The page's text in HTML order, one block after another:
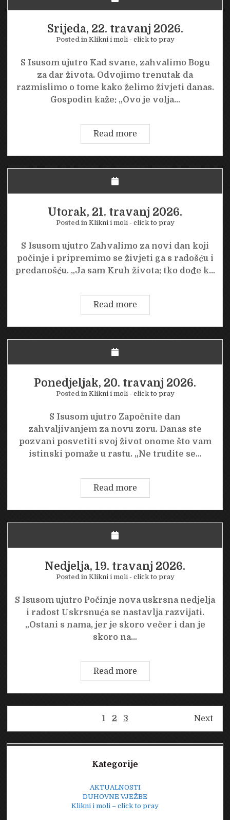
Srijeda, 22. travanj 2026.
Posted in Klikni i moli - click to pray
S Isusom ujutro Kad svane, zahvalimo Bogu
za dar života. Odvojimo trenutak da
razmislimo o tome kako želimo živjeti danas.
Gospodin kaže: „Ovo je volja…
Read moreSrijeda,
22.
travanj
2026.
Utorak, 21. travanj 2026.
Posted in Klikni i moli - click to pray
S Isusom ujutro Zahvalimo za novi dan koji
počinje i pripremimo se živjeti ga s radošću i
predanošću. „Ja sam Kruh života; tko dođe k…
Read moreUtorak,
21.
travanj
2026.
Ponedjeljak, 20. travanj 2026.
Posted in Klikni i moli - click to pray
S Isusom ujutro Započnite dan
zahvaljivanjem za novu zoru. Danas ste
pozvani posvetiti svoj život onome što vam
istinski pomaže u rastu. „Ne trudite se…
Read morePonedjeljak,
20.
travanj
2026.
Nedjelja, 19. travanj 2026.
Posted in Klikni i moli - click to pray
S Isusom ujutro Počinje nova uskrsna nedjelja
i radost Uskrsnuća se nastavlja razvijati.
„Ostani s nama, jer je skoro večer i dan je
skoro na…
Read moreNedjelja,
19.
travanj
2026.
stranica
objava
1 2 3 Next
Kategorije
AKTUALNOSTI
DUHOVNE VJEŽBE
Klikni i moli – click to pray